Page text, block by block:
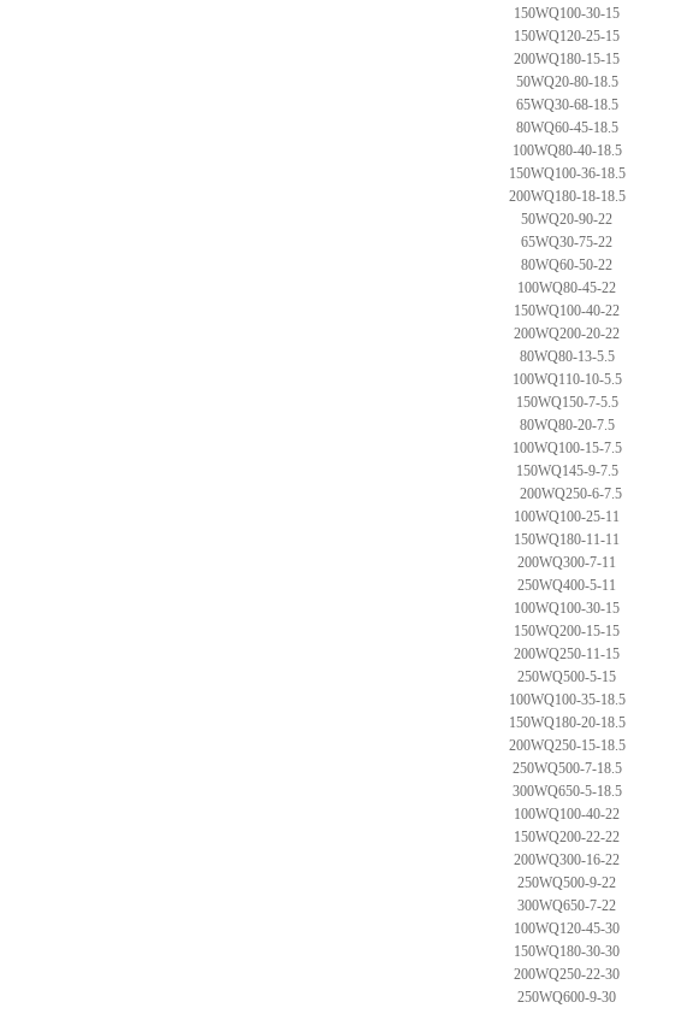
150WQ100-30-15
150WQ120-25-15
200WQ180-15-15
50WQ20-80-18.5
65WQ30-68-18.5
80WQ60-45-18.5
100WQ80-40-18.5
150WQ100-36-18.5
200WQ180-18-18.5
50WQ20-90-22
65WQ30-75-22
80WQ60-50-22
100WQ80-45-22
150WQ100-40-22
200WQ200-20-22
80WQ80-13-5.5
100WQ110-10-5.5
150WQ150-7-5.5
80WQ80-20-7.5
100WQ100-15-7.5
150WQ145-9-7.5
200WQ250-6-7.5
100WQ100-25-11
150WQ180-11-11
200WQ300-7-11
250WQ400-5-11
100WQ100-30-15
150WQ200-15-15
200WQ250-11-15
250WQ500-5-15
100WQ100-35-18.5
150WQ180-20-18.5
200WQ250-15-18.5
250WQ500-7-18.5
300WQ650-5-18.5
100WQ100-40-22
150WQ200-22-22
200WQ300-16-22
250WQ500-9-22
300WQ650-7-22
100WQ120-45-30
150WQ180-30-30
200WQ250-22-30
250WQ600-9-30